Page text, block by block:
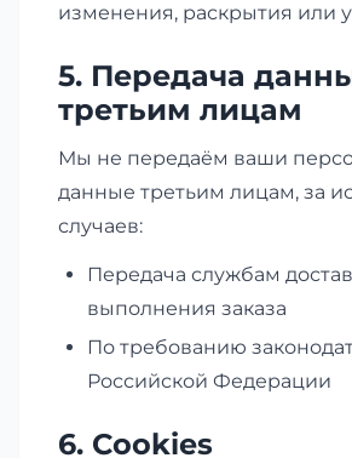
изменения, раскрытия или
5. Передача
третьим лицам
Мы не передаём ваши
данные третьим лицам, за
случаев:
Передача службам
выполнения заказа
По требованию
Российской Федерации
6. Cookies